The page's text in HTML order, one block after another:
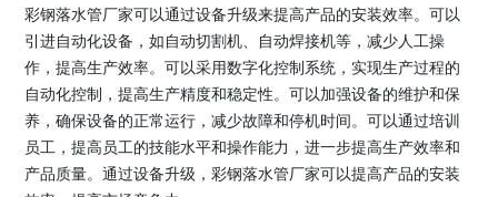
彩钢落水管厂家可以通过设备升级来提高产品的安装效率。可以
引进自动化设备，如自动切割机、自动焊接机等，减少人工操
作，提高生产效率。可以采用数字化控制系统，实现生产过程的
自动化控制，提高生产精度和稳定性。可以加强设备的维护和保
养，确保设备的正常运行，减少故障和停机时间。可以通过培训
员工，提高员工的技能水平和操作能力，进一步提高生产效率和
产品质量。通过设备升级，彩钢落水管厂家可以提高产品的安装